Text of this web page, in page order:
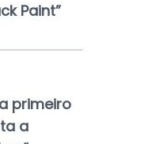
Paint”
primeiro
a